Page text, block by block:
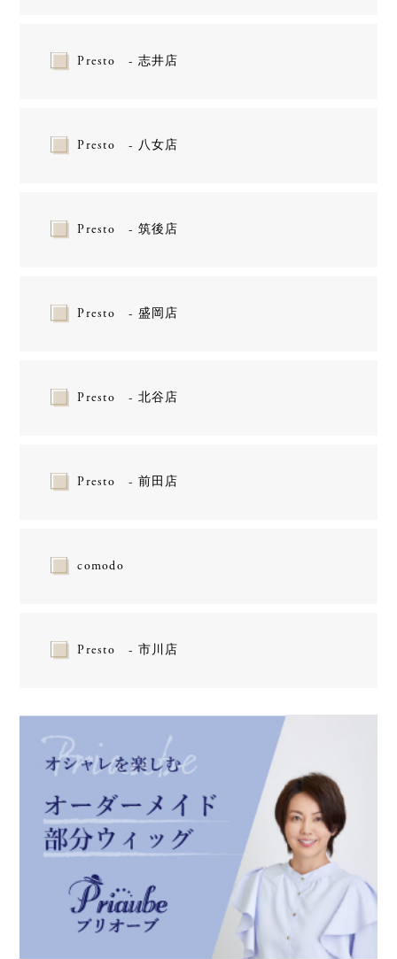
Presto - 志井店
Presto - 八女店
Presto - 筑後店
Presto - 盛岡店
Presto - 北谷店
Presto - 前田店
comodo
Presto - 市川店